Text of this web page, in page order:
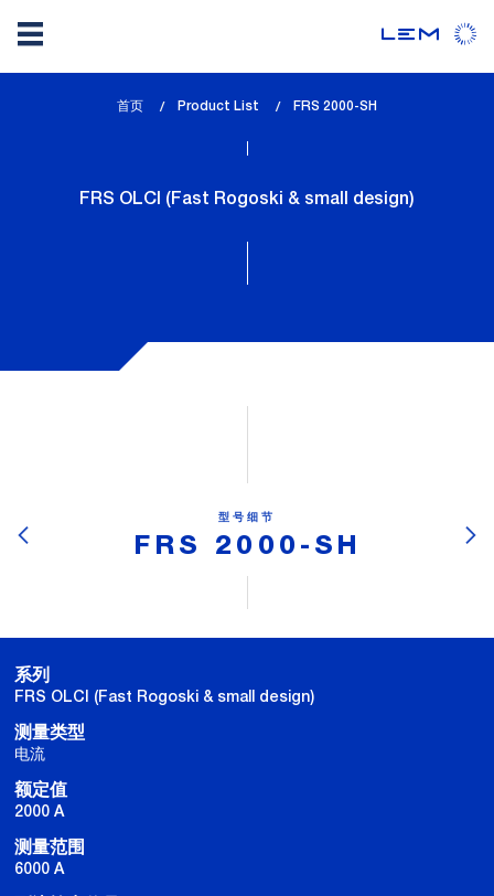
首页 Product List
lem_current_page
FRS 2000-SH
FRS OLCI (Fast Rogoski & small design)
型号细节
FRS 2000-SH
系列
FRS OLCI (Fast Rogoski & small design)
测量类型
电流
额定值
2000 A
测量范围
6000 A